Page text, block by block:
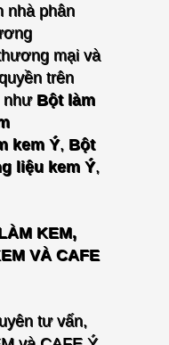
nhà phân
mại và
trên
như Bột làm
kem Ý, Bột
liệu kem Ý,
KEM,
VÀ CAFE
tư vấn,